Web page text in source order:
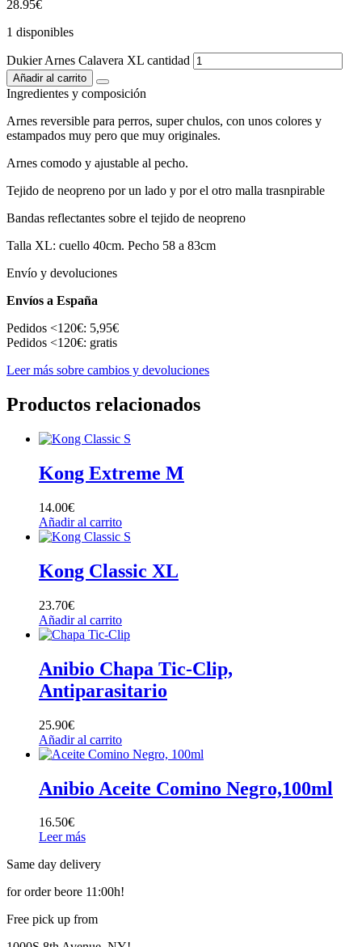
28.95€
1 disponibles
Dukier Arnes Calavera XL cantidad
Añadir al carrito
Ingredientes y composición
Arnes reversible para perros, super chulos, con unos colores y
estampados muy pero que muy originales.
Arnes comodo y ajustable al pecho.
Tejido de neopreno por un lado y por el otro malla trasnpirable
Bandas reflectantes sobre el tejido de neopreno
Talla XL: cuello 40cm. Pecho 58 a 83cm
Envío y devoluciones
Envíos a España
Pedidos <120€: 5,95€
Pedidos <120€: gratis
Leer más sobre cambios y devoluciones
Productos relacionados
Kong Extreme M
14.00€
Añadir al carrito
Kong Classic XL
23.70€
Añadir al carrito
Anibio Chapa Tic-Clip,
Antiparasitario
25.90€
Añadir al carrito
Anibio Aceite Comino Negro,100ml
16.50€
Leer más
Same day delivery
for order beore 11:00h!
Free pick up from